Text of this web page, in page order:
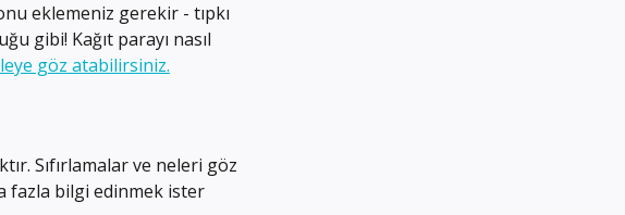
eklemeniz gerekir - tıpkı
gibi! Kağıt parayı nasıl
göz atabilirsiniz.
Sıfırlamalar ve neleri göz
fazla bilgi edinmek ister